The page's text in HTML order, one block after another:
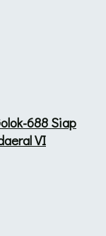
688 Siap
VI